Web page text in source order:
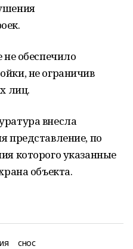
обеспечило
не ограничив
лиц.
внесла
представление, по
которого указанные
объекта.
снос